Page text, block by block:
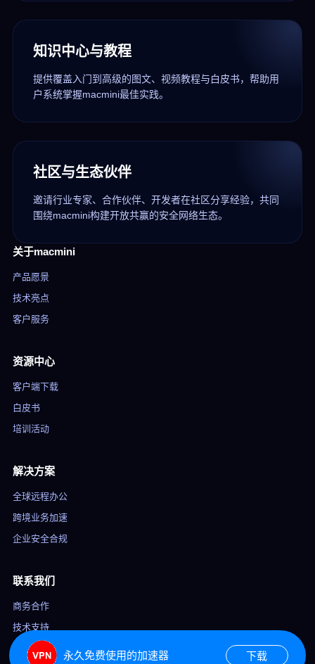
知识中心与教程
提供覆盖入门到高级的图文、视频教程与白皮书，帮助用
户系统掌握macmini最佳实践。
社区与生态伙伴
邀请行业专家、合作伙伴、开发者在社区分享经验，共同
围绕macmini构建开放共赢的安全网络生态。
关于macmini
产品愿景
技术亮点
客户服务
资源中心
客户端下载
白皮书
培训活动
解决方案
全球远程办公
跨境业务加速
企业安全合规
联系我们
商务合作
技术支持
服务热线
永久免费使用的加速器 下载